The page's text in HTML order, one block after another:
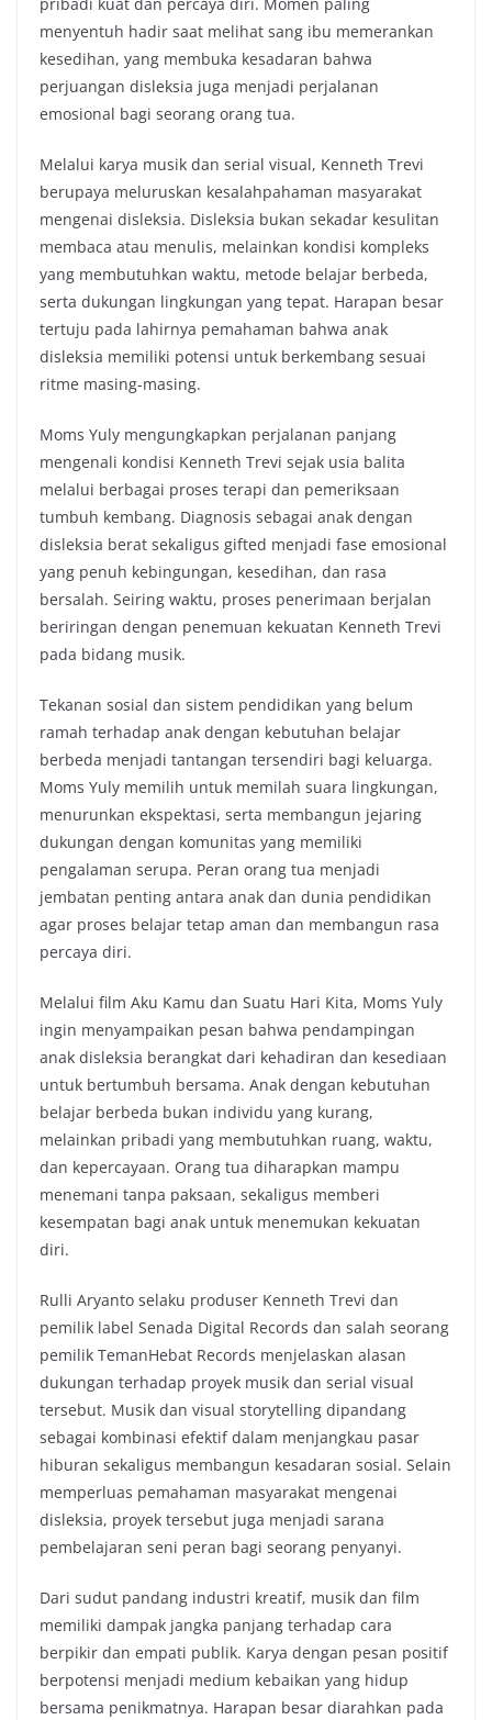
menyentuh hadir saat melihat sang ibu memerankan
kesedihan, yang membuka kesadaran bahwa
perjuangan disleksia juga menjadi perjalanan
emosional bagi seorang orang tua.
Melalui karya musik dan serial visual, Kenneth Trevi
berupaya meluruskan kesalahpahaman masyarakat
mengenai disleksia. Disleksia bukan sekadar kesulitan
membaca atau menulis, melainkan kondisi kompleks
yang membutuhkan waktu, metode belajar berbeda,
serta dukungan lingkungan yang tepat. Harapan besar
tertuju pada lahirnya pemahaman bahwa anak
disleksia memiliki potensi untuk berkembang sesuai
ritme masing-masing.
Moms Yuly mengungkapkan perjalanan panjang
mengenali kondisi Kenneth Trevi sejak usia balita
melalui berbagai proses terapi dan pemeriksaan
tumbuh kembang. Diagnosis sebagai anak dengan
disleksia berat sekaligus gifted menjadi fase emosional
yang penuh kebingungan, kesedihan, dan rasa
bersalah. Seiring waktu, proses penerimaan berjalan
beriringan dengan penemuan kekuatan Kenneth Trevi
pada bidang musik.
Tekanan sosial dan sistem pendidikan yang belum
ramah terhadap anak dengan kebutuhan belajar
berbeda menjadi tantangan tersendiri bagi keluarga.
Moms Yuly memilih untuk memilah suara lingkungan,
menurunkan ekspektasi, serta membangun jejaring
dukungan dengan komunitas yang memiliki
pengalaman serupa. Peran orang tua menjadi
jembatan penting antara anak dan dunia pendidikan
agar proses belajar tetap aman dan membangun rasa
percaya diri.
Melalui film Aku Kamu dan Suatu Hari Kita, Moms Yuly
ingin menyampaikan pesan bahwa pendampingan
anak disleksia berangkat dari kehadiran dan kesediaan
untuk bertumbuh bersama. Anak dengan kebutuhan
belajar berbeda bukan individu yang kurang,
melainkan pribadi yang membutuhkan ruang, waktu,
dan kepercayaan. Orang tua diharapkan mampu
menemani tanpa paksaan, sekaligus memberi
kesempatan bagi anak untuk menemukan kekuatan
diri.
Rulli Aryanto selaku produser Kenneth Trevi dan
pemilik label Senada Digital Records dan salah seorang
pemilik TemanHebat Records menjelaskan alasan
dukungan terhadap proyek musik dan serial visual
tersebut. Musik dan visual storytelling dipandang
sebagai kombinasi efektif dalam menjangkau pasar
hiburan sekaligus membangun kesadaran sosial. Selain
memperluas pemahaman masyarakat mengenai
disleksia, proyek tersebut juga menjadi sarana
pembelajaran seni peran bagi seorang penyanyi.
Dari sudut pandang industri kreatif, musik dan film
memiliki dampak jangka panjang terhadap cara
berpikir dan empati publik. Karya dengan pesan positif
berpotensi menjadi medium kebaikan yang hidup
bersama penikmatnya. Harapan besar diarahkan pada